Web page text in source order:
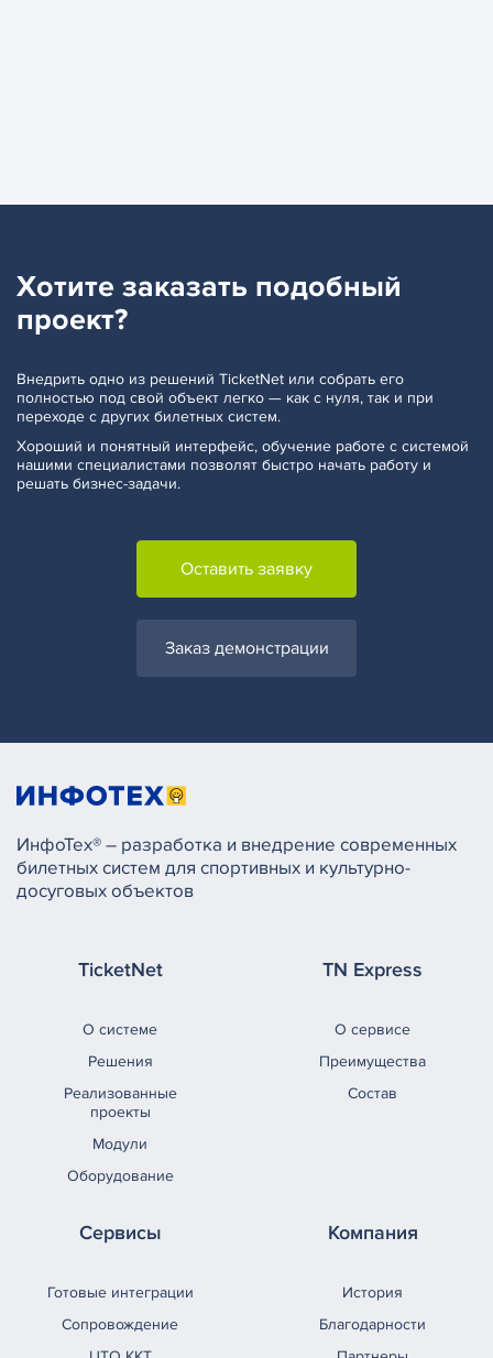
Хотите заказать подобный
проект?
Внедрить одно из решений TicketNet или собрать его
полностью под свой объект легко — как с нуля, так и при
переходе с других билетных систем.
Хороший и понятный интерфейс, обучение работе с системой
нашими специалистами позволят быстро начать работу и
решать бизнес-задачи.
Оставить заявку
Заказ демонстрации
ИнфоТех® – разработка и внедрение современных
билетных систем для спортивных и культурно-
досуговых объектов
TicketNet
О системе
Решения
Реализованные
проекты
Модули
Оборудование
TN Express
О сервисе
Преимущества
Состав
Сервисы
Готовые интеграции
Сопровождение
Компания
История
Благодарности